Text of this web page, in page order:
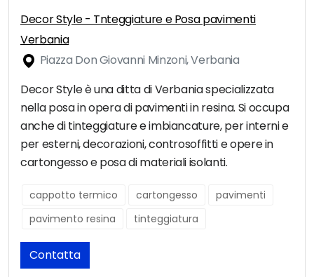
Decor Style - Tnteggiature e Posa pavimenti
Verbania
Piazza Don Giovanni Minzoni, Verbania
Decor Style è una ditta di Verbania specializzata
nella posa in opera di pavimenti in resina. Si occupa
anche di tinteggiature e imbiancature, per interni e
per esterni, decorazioni, controsoffitti e opere in
cartongesso e posa di materiali isolanti.
cappotto termico cartongesso
pavimenti
pavimento resina
tinteggiatura
Contatta